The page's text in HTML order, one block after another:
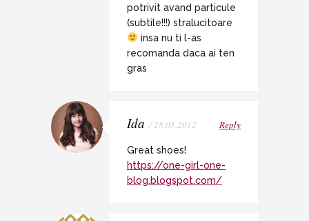
potrivit avand particule
(subtile!!!) stralucitoare
insa nu ti l-as
recomanda daca ai ten
gras
Ida / 28.05.2012 Reply
Great shoes!
https://one-girl-one-
blog.blogspot.com/